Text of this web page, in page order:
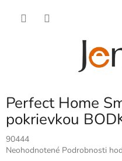
Perfect Home
pokrievkou
90444
Priemerné
Neohodnotené Podrobnosti